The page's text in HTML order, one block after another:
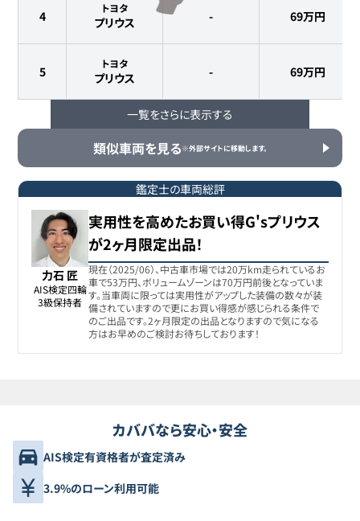
4
トヨタ
プリウス - 69万円
5
トヨタ
プリウス - 69万円
6
トヨタ
プリウス - 69.8万円
7 - 69.8万円
8
トヨタ
プリウス
9
トヨタ
プリウス - 76.6万円
10
トヨタ
プリウス - 88万円
12
トヨタ
プリウス
一覧をさらに表示する
類似車両を見る※外部サイトに移動します。
鑑定士の車両総評
力石 匠
AIS検定四輪
3級保持者
実用性を高めたお買い得G'sプリウス
が2ヶ月限定出品！
現在（2025/06）、中古車市場では20万km走られているお
車で53万円、ボリュームゾーンは70万円前後となっていま
す。当車両に限っては実用性がアップした装備の数々が装
備されていますので更にお買い得感が感じられる条件で
のご出品です。2ヶ月限定の出品となりますので気になる
方はお早めのご検討お待ちしております！
カババなら安心・安全
AIS検定有資格者が査定済み
3.9%のローン利用可能